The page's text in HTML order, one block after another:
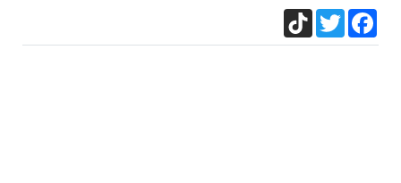
TikTokTwitter